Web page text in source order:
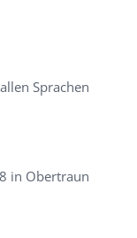
Sprachen
in Obertraun